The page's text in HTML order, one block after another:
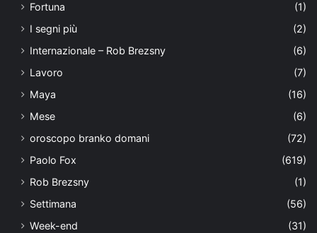
Fortuna
(1)
I segni più
(2)
Internazionale – Rob Brezsny
(6)
Lavoro
(7)
Maya
(16)
Mese
(6)
oroscopo branko domani
(72)
Paolo Fox
(619)
Rob Brezsny
(1)
Settimana
(56)
Week-end
(31)